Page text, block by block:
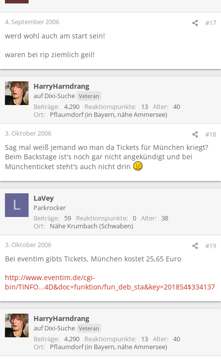
4. September 2006 #17
werd wohl auch am start sein!
waren bei rip ziemlich geil!
HarryHarndrang
auf Dixi-Suche Veteran
Beiträge 4.290 Reaktionspunkte 13 Alter
40
Ort
Pflaumdorf (in Bayern, nähe Ammersee)
3. Oktober 2006 #18
Sag mal weiß jemand wo man da Tickets für München kriegt?
Beim Backstage ist's noch gar nicht angekündigt und bei
Münchenticket steht's auch nicht drin
L LaVey
Parkrocker
Beiträge
59 Reaktionspunkte 0 Alter
38
Ort
Nähe Krumbach (Schwaben)
3. Oktober 2006 #19
Bei eventim gibts Tickets, München kostet 25,65 Euro
http://www.eventim.de/cgi-
bin/TINFO...4D&doc=funktion/fun_deb_sta&key=201854$334137
HarryHarndrang
auf Dixi-Suche Veteran
Beiträge 4.290 Reaktionspunkte 13 Alter
40
Ort
Pflaumdorf (in Bayern, nähe Ammersee)